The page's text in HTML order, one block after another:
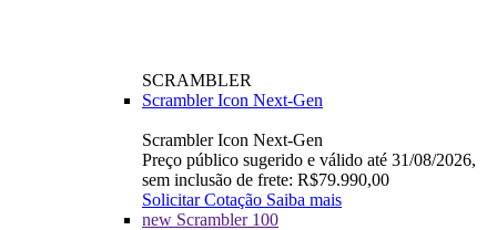
SCRAMBLER
Scrambler Icon Next-Gen
Scrambler Icon Next-Gen
Preço público sugerido e válido até 31/08/2026,
sem inclusão de frete: R$79.990,00
Solicitar Cotação Saiba mais
new Scrambler 100